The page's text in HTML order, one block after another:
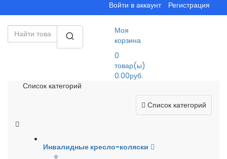
Войти в аккаунт Регистрация
Моя
корзина
0
товар(ы)
0.00руб.
Список категорий
Список категорий
Инвалидные кресло-коляски